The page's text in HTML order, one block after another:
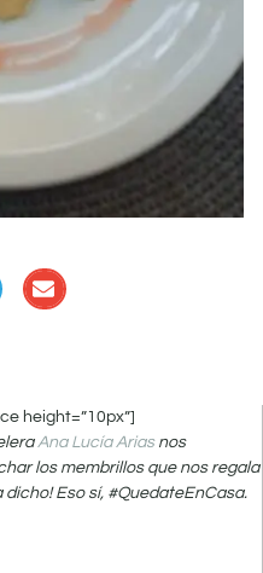
height=”10px”]
Ana Lucía Ariasnos
los membrillos que nos regala
Eso sí, #QuedateEnCasa.